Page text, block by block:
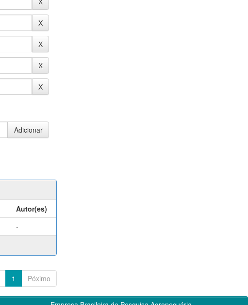
Autor(es)
-
1 Póximo